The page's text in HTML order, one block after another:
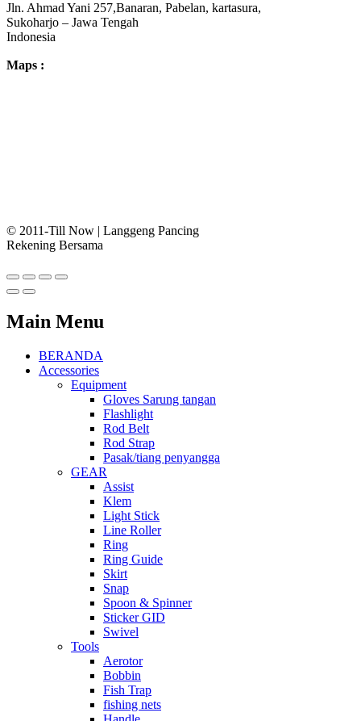
Jln. Ahmad Yani 257,Banaran, Pabelan, kartasura,
Sukoharjo – Jawa Tengah
Indonesia
Maps :
© 2011-Till Now | Langgeng Pancing
Rekening Bersama
Main Menu
BERANDA
Accessories
Equipment
Gloves Sarung tangan
Flashlight
Rod Belt
Rod Strap
Pasak/tiang penyangga
GEAR
Assist
Klem
Light Stick
Line Roller
Ring
Ring Guide
Skirt
Snap
Spoon & Spinner
Sticker GID
Swivel
Tools
Aerotor
Bobbin
Fish Trap
fishing nets